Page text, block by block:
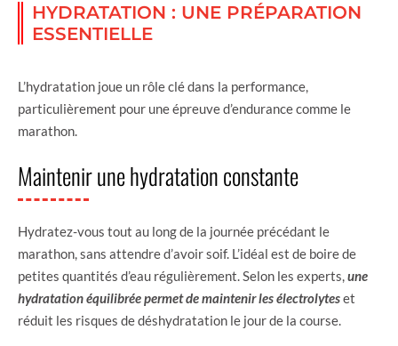
HYDRATATION : UNE PRÉPARATION
ESSENTIELLE
L’hydratation joue un rôle clé dans la performance,
particulièrement pour une épreuve d’endurance comme le
marathon.
Maintenir une hydratation constante
Hydratez-vous tout au long de la journée précédant le
marathon, sans attendre d’avoir soif. L’idéal est de boire de
petites quantités d’eau régulièrement. Selon les experts, une
hydratation équilibrée permet de maintenir les électrolyteset
réduit les risques de déshydratation le jour de la course.